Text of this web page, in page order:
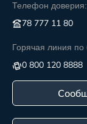
Телефон доверия:
78 777 11 80
Горячая линия по
0 800 120 8888